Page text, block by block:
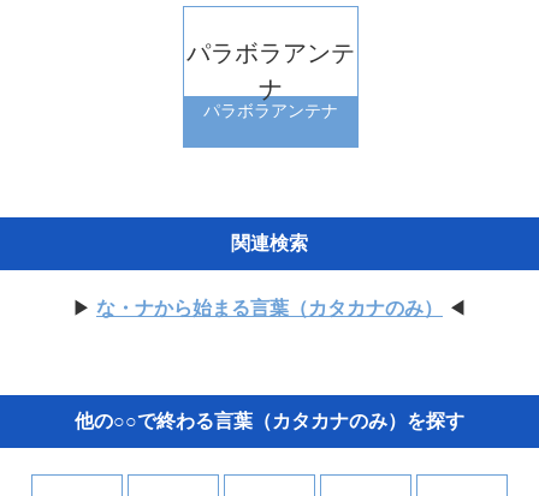
パラボラアンテ
ナ
パラボラアンテナ
関連検索
▶ な・ナから始まる言葉（カタカナのみ） ◀
他の○○で終わる言葉（カタカナのみ）を探す